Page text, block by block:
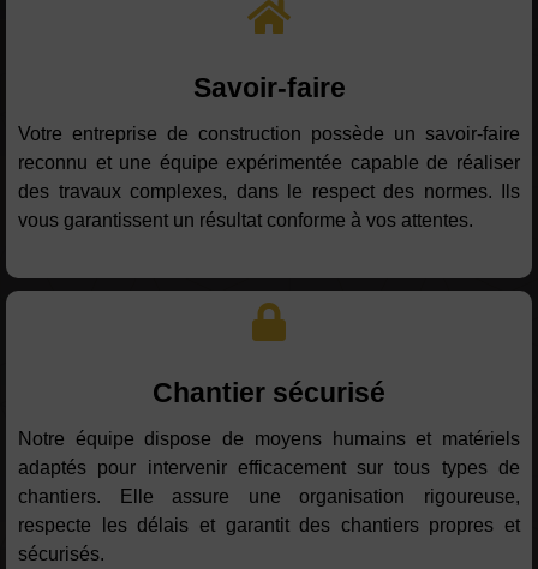
Savoir-faire
Votre entreprise de construction possède un savoir-faire
reconnu et une équipe expérimentée capable de réaliser
des travaux complexes, dans le respect des normes. Ils
vous garantissent un résultat conforme à vos attentes.
Chantier sécurisé
Notre équipe dispose de moyens humains et matériels
adaptés pour intervenir efficacement sur tous types de
chantiers. Elle assure une organisation rigoureuse,
respecte les délais et garantit des chantiers propres et
sécurisés.